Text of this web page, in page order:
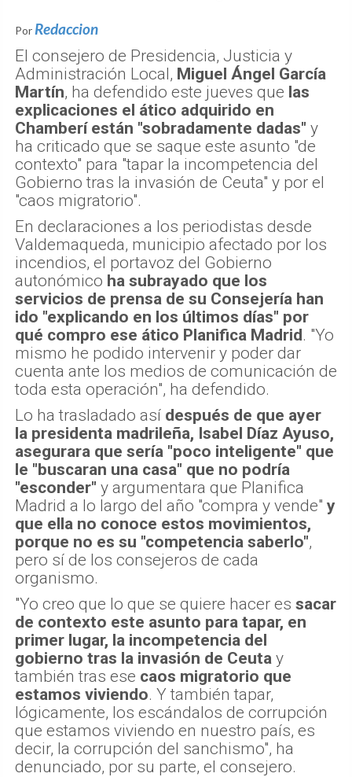
Por Redaccion
El consejero de Presidencia, Justicia y
Administración Local, Miguel Ángel García
Martín, ha defendido este jueves que las
explicaciones el ático adquirido en
Chamberí están "sobradamente dadas" y
ha criticado que se saque este asunto "de
contexto" para "tapar la incompetencia del
Gobierno tras la invasión de Ceuta" y por el
"caos migratorio".
En declaraciones a los periodistas desde
Valdemaqueda, municipio afectado por los
incendios, el portavoz del Gobierno
autonómico ha subrayado que los
servicios de prensa de su Consejería han
ido "explicando en los últimos días" por
qué compro ese ático Planifica Madrid. "Yo
mismo he podido intervenir y poder dar
cuenta ante los medios de comunicación de
toda esta operación", ha defendido.
Lo ha trasladado así después de que ayer
la presidenta madrileña, Isabel Díaz Ayuso,
asegurara que sería "poco inteligente" que
le "buscaran una casa" que no podría
"esconder" y argumentara que Planifica
Madrid a lo largo del año "compra y vende" y
que ella no conoce estos movimientos,
porque no es su "competencia saberlo",
pero sí de los consejeros de cada
organismo.
"Yo creo que lo que se quiere hacer es sacar
de contexto este asunto para tapar, en
primer lugar, la incompetencia del
gobierno tras la invasión de Ceuta y
también tras ese caos migratorio que
estamos viviendo. Y también tapar,
lógicamente, los escándalos de corrupción
que estamos viviendo en nuestro país, es
decir, la corrupción del sanchismo", ha
denunciado, por su parte, el consejero.